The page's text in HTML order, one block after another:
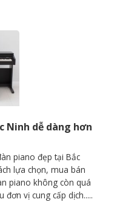
Ninh dễ dàng hơn
piano đẹp tại Bắc
lựa chọn, mua bán
piano không còn quá
vị cung cấp dịch.....